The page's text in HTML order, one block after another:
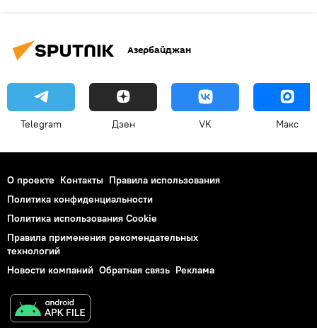
Азербайджан
Telegram Дзен VK Макс
О проекте Контакты Правила использования
Политика конфиденциальности
Политика использования Cookie
Правила применения рекомендательных
технологий
Новости компаний Обратная связь Реклама